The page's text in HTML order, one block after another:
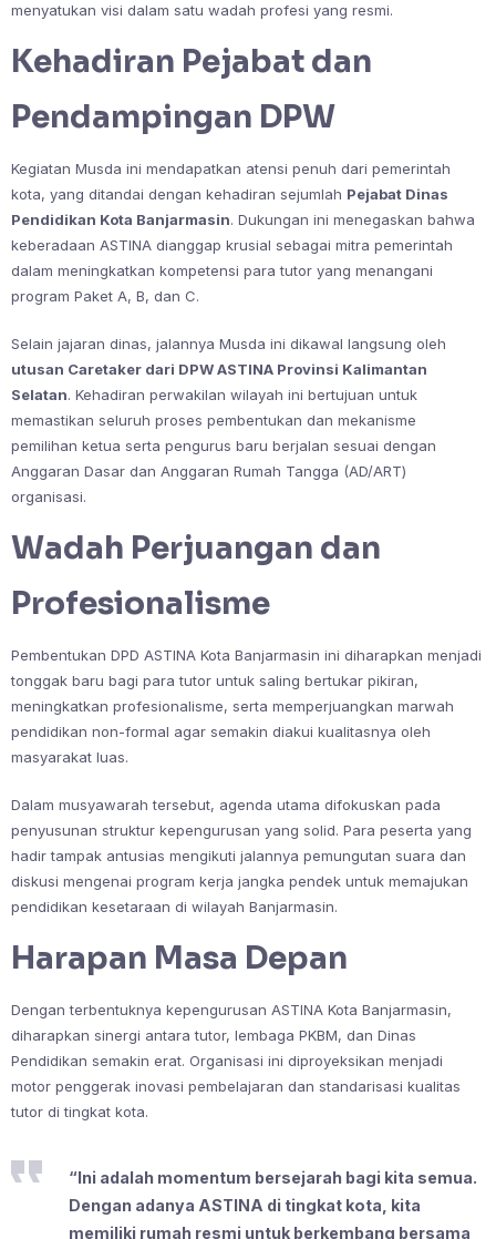
menyatukan visi dalam satu wadah profesi yang resmi.
Kehadiran Pejabat dan
Pendampingan DPW
Kegiatan Musda ini mendapatkan atensi penuh dari pemerintah
kota, yang ditandai dengan kehadiran sejumlah Pejabat Dinas
Pendidikan Kota Banjarmasin. Dukungan ini menegaskan bahwa
keberadaan ASTINA dianggap krusial sebagai mitra pemerintah
dalam meningkatkan kompetensi para tutor yang menangani
program Paket A, B, dan C.
Selain jajaran dinas, jalannya Musda ini dikawal langsung oleh
utusan Caretaker dari DPW ASTINA Provinsi Kalimantan
Selatan. Kehadiran perwakilan wilayah ini bertujuan untuk
memastikan seluruh proses pembentukan dan mekanisme
pemilihan ketua serta pengurus baru berjalan sesuai dengan
Anggaran Dasar dan Anggaran Rumah Tangga (AD/ART)
organisasi.
Wadah Perjuangan dan
Profesionalisme
Pembentukan DPD ASTINA Kota Banjarmasin ini diharapkan menjadi
tonggak baru bagi para tutor untuk saling bertukar pikiran,
meningkatkan profesionalisme, serta memperjuangkan marwah
pendidikan non-formal agar semakin diakui kualitasnya oleh
masyarakat luas.
Dalam musyawarah tersebut, agenda utama difokuskan pada
penyusunan struktur kepengurusan yang solid. Para peserta yang
hadir tampak antusias mengikuti jalannya pemungutan suara dan
diskusi mengenai program kerja jangka pendek untuk memajukan
pendidikan kesetaraan di wilayah Banjarmasin.
Harapan Masa Depan
Dengan terbentuknya kepengurusan ASTINA Kota Banjarmasin,
diharapkan sinergi antara tutor, lembaga PKBM, dan Dinas
Pendidikan semakin erat. Organisasi ini diproyeksikan menjadi
motor penggerak inovasi pembelajaran dan standarisasi kualitas
tutor di tingkat kota.
“Ini adalah momentum bersejarah bagi kita semua.
Dengan adanya ASTINA di tingkat kota, kita
memiliki rumah resmi untuk berkembang bersama